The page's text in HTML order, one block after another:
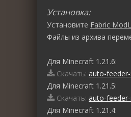
Установка:
Установите Fabric
Файлы из архива
Для Minecraft 1.21.6:
Скачать: auto-
Для Minecraft 1.21.5:
Скачать: auto-
Для Minecraft 1.21.4: